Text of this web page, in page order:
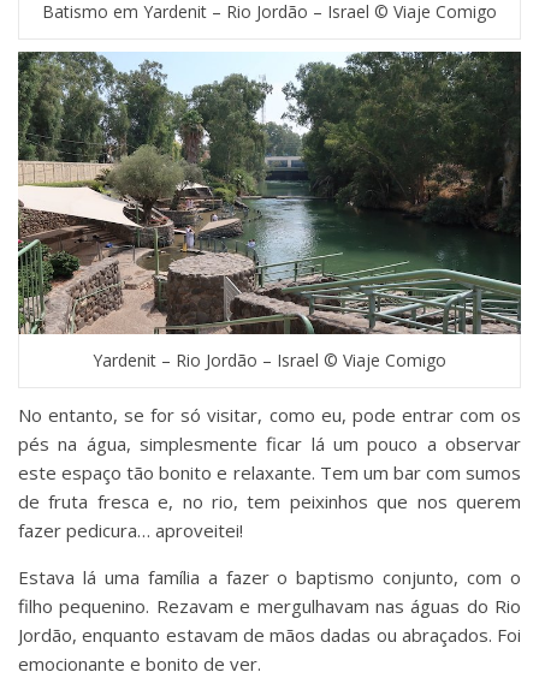
Batismo em Yardenit – Rio Jordão – Israel © Viaje Comigo
Yardenit – Rio Jordão – Israel © Viaje Comigo
No entanto, se for só visitar, como eu, pode entrar com os
pés na água, simplesmente ficar lá um pouco a observar
este espaço tão bonito e relaxante. Tem um bar com sumos
de fruta fresca e, no rio, tem peixinhos que nos querem
fazer pedicura… aproveitei!
Estava lá uma família a fazer o baptismo conjunto, com o
filho pequenino. Rezavam e mergulhavam nas águas do Rio
Jordão, enquanto estavam de mãos dadas ou abraçados. Foi
emocionante e bonito de ver.